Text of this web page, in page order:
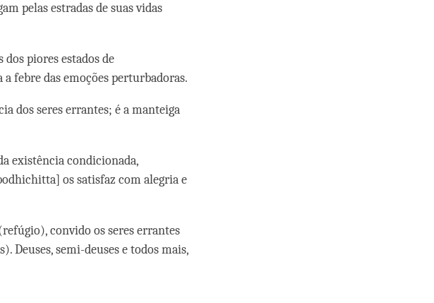
pelas estradas de suas vidas
piores estados de
febre das emoções perturbadoras.
dos seres errantes; é a manteiga
existência condicionada,
os satisfaz com alegria e
convido os seres errantes
Deuses, semi-deuses e todos mais,